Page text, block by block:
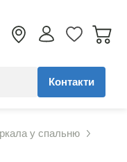
Контакти
у спальню